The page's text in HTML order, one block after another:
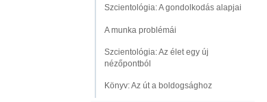
Szcientológia: A gondolkodás alapjai
A munka problémái
Szcientológia: Az élet egy új
nézőpontból
Könyv: Az út a boldogsághoz